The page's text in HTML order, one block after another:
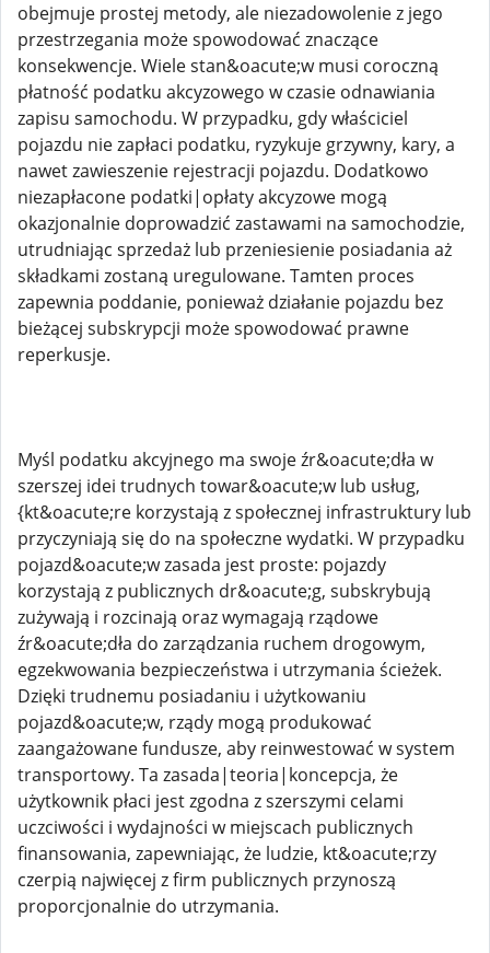
obejmuje prostej metody, ale niezadowolenie z jego
przestrzegania może spowodować znaczące
konsekwencje. Wiele stan&oacute;w musi coroczną
płatność podatku akcyzowego w czasie odnawiania
zapisu samochodu. W przypadku, gdy właściciel
pojazdu nie zapłaci podatku, ryzykuje grzywny, kary, a
nawet zawieszenie rejestracji pojazdu. Dodatkowo
niezapłacone podatki|opłaty akcyzowe mogą
okazjonalnie doprowadzić zastawami na samochodzie,
utrudniając sprzedaż lub przeniesienie posiadania aż
składkami zostaną uregulowane. Tamten proces
zapewnia poddanie, ponieważ działanie pojazdu bez
bieżącej subskrypcji może spowodować prawne
reperkusje.
Myśl podatku akcyjnego ma swoje źr&oacute;dła w
szerszej idei trudnych towar&oacute;w lub usług,
{kt&oacute;re korzystają z społecznej infrastruktury lub
przyczyniają się do na społeczne wydatki. W przypadku
pojazd&oacute;w zasada jest proste: pojazdy
korzystają z publicznych dr&oacute;g, subskrybują
zużywają i rozcinają oraz wymagają rządowe
źr&oacute;dła do zarządzania ruchem drogowym,
egzekwowania bezpieczeństwa i utrzymania ścieżek.
Dzięki trudnemu posiadaniu i użytkowaniu
pojazd&oacute;w, rządy mogą produkować
zaangażowane fundusze, aby reinwestować w system
transportowy. Ta zasada|teoria|koncepcja, że ​​
użytkownik płaci jest zgodna z szerszymi celami
uczciwości i wydajności w miejscach publicznych
finansowania, zapewniając, że ludzie, kt&oacute;rzy
czerpią najwięcej z firm publicznych przynoszą
proporcjonalnie do utrzymania.